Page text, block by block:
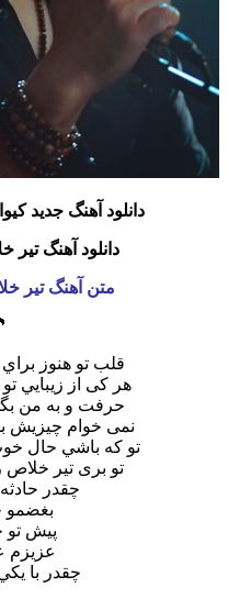
دانلود آهنگ جدید
دانلود آهنگ تیر
متن آهنگ تیر
قلب تو هنوز
هر كى از زيبايي
حرفت و به من
نمى خوام چيزيش
تو كه باشي حال
تو برى تير
چقدر
بغضمو
پيش تو
عزيزم
چقدر با